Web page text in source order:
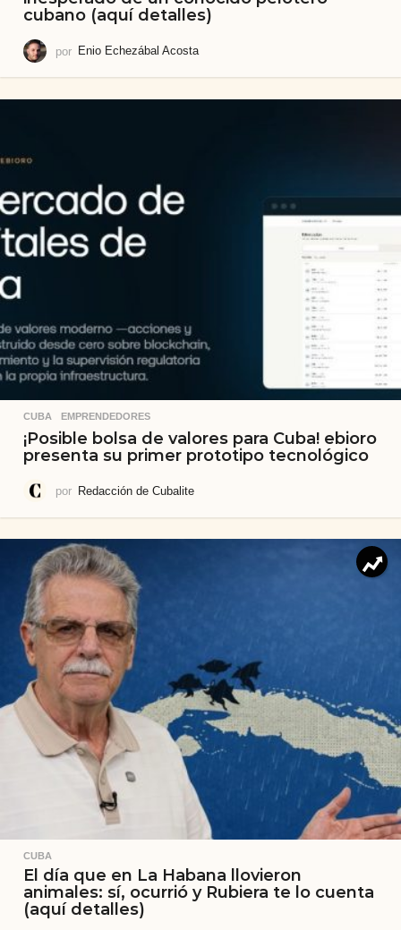
cubano (aquí detalles)
por Enio Echezábal Acosta
CUBA ,EMPRENDEDORES
¡Posible bolsa de valores para Cuba! ebioro
presenta su primer prototipo tecnológico
por Redacción de Cubalite
CUBA
El día que en La Habana llovieron
animales: sí, ocurrió y Rubiera te lo cuenta
(aquí detalles)